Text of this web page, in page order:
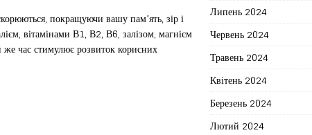
покращуючи вашу пам’ять, зір і
вітамінами В1, В2, В6, залізом, магнієм
час стимулює розвиток корисних
Липень 2024
Червень 2024
Травень 2024
Квітень 2024
Березень 2024
Лютий 2024